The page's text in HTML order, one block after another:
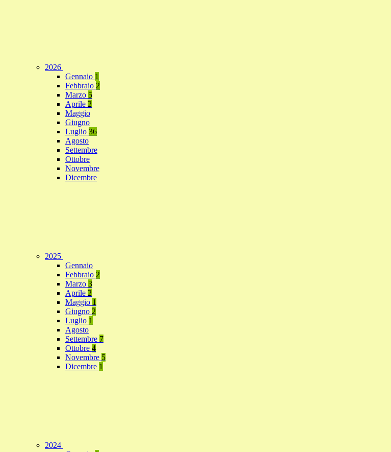
2026
Gennaio 1
Febbraio 2
Marzo 5
Aprile 2
Maggio
Giugno
Luglio 36
Agosto
Settembre
Ottobre
Novembre
Dicembre
2025
Gennaio
Febbraio 2
Marzo 3
Aprile 2
Maggio 1
Giugno 2
Luglio 1
Agosto
Settembre 7
Ottobre 4
Novembre 5
Dicembre 1
2024